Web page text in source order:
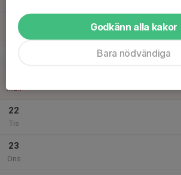
20
Sön
INSTÄLLD - Träning Bagartorp
v.17
Mån
22
Tis
23
Ons
Godkänn alla kakor
Bara nödvändiga